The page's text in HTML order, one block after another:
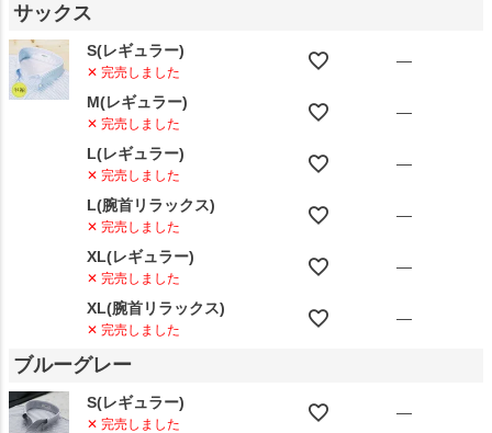
サックス
S(レギュラー)
✕ 完売しました
—
M(レギュラー)
✕ 完売しました
—
L(レギュラー)
✕ 完売しました
—
L(腕首リラックス)
✕ 完売しました
—
XL(レギュラー)
✕ 完売しました
—
XL(腕首リラックス)
✕ 完売しました
—
ブルーグレー
S(レギュラー)
✕ 完売しました
—